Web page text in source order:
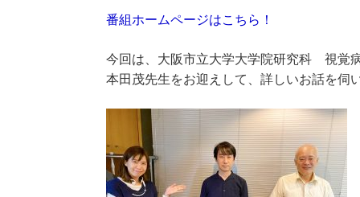
番組ホームページはこちら！
今回は、大阪市立大学大学院研究科 視覚
本田茂先生をお迎えして、詳しいお話を伺